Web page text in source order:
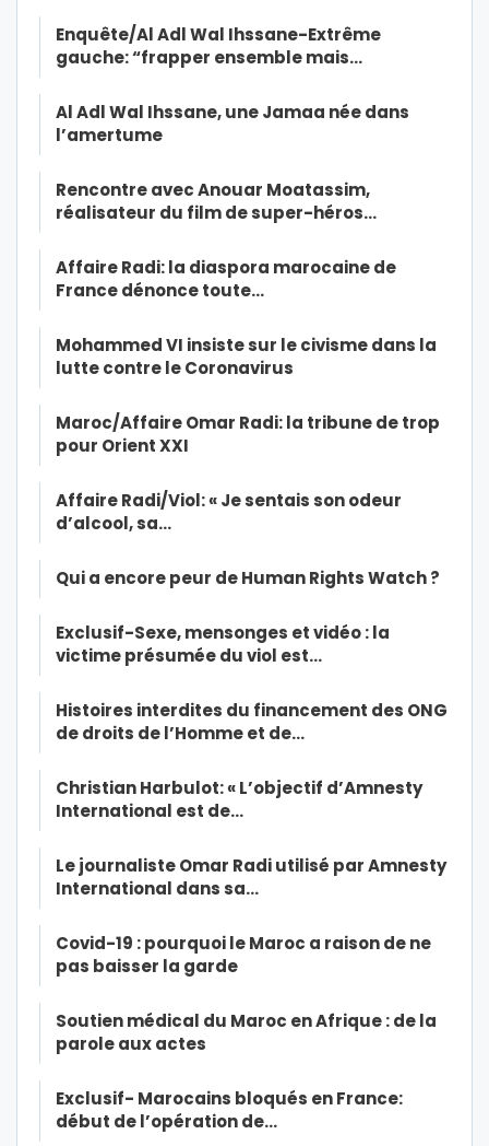
Enquête/Al Adl Wal Ihssane-Extrême
gauche: “frapper ensemble mais…
Al Adl Wal Ihssane, une Jamaa née dans
l’amertume
Rencontre avec Anouar Moatassim,
réalisateur du film de super-héros…
Affaire Radi: la diaspora marocaine de
France dénonce toute…
Mohammed VI insiste sur le civisme dans la
lutte contre le Coronavirus
Maroc/Affaire Omar Radi: la tribune de trop
pour Orient XXI
Affaire Radi/Viol: « Je sentais son odeur
d’alcool, sa…
Qui a encore peur de Human Rights Watch ?
Exclusif-Sexe, mensonges et vidéo : la
victime présumée du viol est…
Histoires interdites du financement des ONG
de droits de l’Homme et de…
Christian Harbulot: « L’objectif d’Amnesty
International est de…
Le journaliste Omar Radi utilisé par Amnesty
International dans sa…
Covid-19 : pourquoi le Maroc a raison de ne
pas baisser la garde
Soutien médical du Maroc en Afrique : de la
parole aux actes
Exclusif- Marocains bloqués en France:
début de l’opération de…